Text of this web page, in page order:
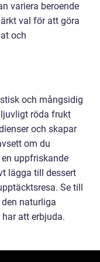
variera beroende
val för att göra
och
och mångsidig
röda frukt
och skapar
om du
uppfriskande
lägga till dessert
Se till
naturliga
att erbjuda.